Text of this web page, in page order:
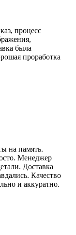
процесс
была
проработка
на память.
Менеджер
Доставка
Качество
и аккуратно.